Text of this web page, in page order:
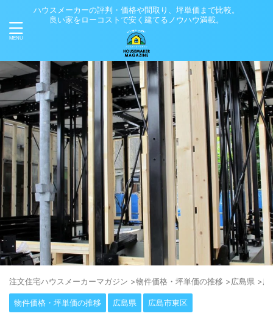
ハウスメーカーの評判・価格や間取り、坪単価まで比較。
良い家をローコストで安く建てるノウハウ満載。
注⽂住宅ハウスメーカーマガジン >物件価格・坪単価の推移 >広島県 >広
物件価格・坪単価の推移 広島県 広島市東区